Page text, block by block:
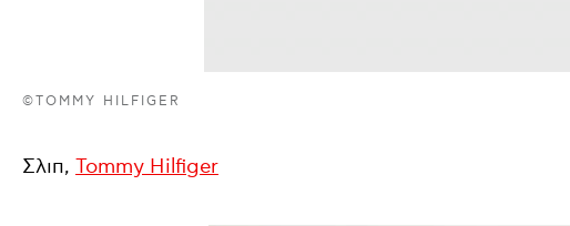
©TOMMY HILFIGER
Σλιπ, Tommy Hilfiger